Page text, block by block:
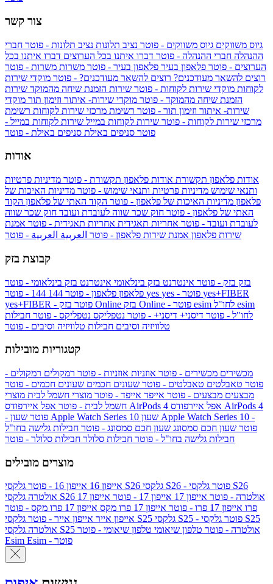
צור קשר
גיוס משווקים גיוס משווקים - פוטר נציב תלונות נציב תלונות - פוטר חברי
ההנהלה חברי ההנהלה - פוטר דברו איתנו בכל הערוצים דברו איתנו בכל
הערוצים - פוטר פלאפון בעיר פלאפון בעיר - פוטר משרות משרות - פוטר
רוצים להשאר מעודכנים? רוצים להשאר מעודכנים? - פוטר מוקדי שירות
לקוחות מוקדי שירות לקוחות - פוטר שירות הזמנת שיחה מהמוקד שירות
הזמנת שיחה מהמוקד - פוטר מוקדי שירות- איתור וזימון תור מוקדי
שירות- איתור וזימון תור - פוטר רשימת מרכזי שירות לקוחות רשימת
מרכזי שירות לקוחות - פוטר שירות לקוחות במייל שירות לקוחות במייל -
פוטר סניפים באילת סניפים באילת - פוטר
אודות
אודות פלאפון תקשורת אודות פלאפון תקשורת - פוטר מדיניות פרטיות
ותנאי שימוש מדיניות פרטיות ותנאי שימוש - פוטר מדיניות האיכות של
פלאפון מדיניות האיכות של פלאפון - פוטר הקוד האתי של פלאפון הקוד
האתי של פלאפון - פוטר חוק שכר שווה לעובדת ועובד חוק שכר שווה
לעובדת ועובד - פוטר אחריות תאגידית אחריות תאגידית - פוטר אמנת
שירות פלאפון אמנת שירות פלאפון - פוטר العربية العربية - פוטר
קבוצת בזק
בזק בזק - פוטר אינטרנט בזק בינלאומי אינטרנט בזק בינלאומי - פוטר
פלאפון פלאפון - פוטר 144 yes
yes+FIBER
yes+FIBER - פוטר בזק Online
esim
לחו"ל - פוטר דיסני+ דיסני+ - פוטר נטפליקס נטפליקס - פוטר חבילות
טלוויזיה וסיבים חבילות טלוויזיה וסיבים - פוטר
קטגוריות מובילות
מכשירים מכשירים - פוטר אוזניות אוזניות - פוטר רמקולים רמקולים -
פוטר טאבלטים טאבלטים - פוטר שעונים חכמים שעונים חכמים - פוטר
מבצעים מבצעים - פוטר אייפד אייפד - פוטר מוצרי חשמל לבית מוצרי
חשמל לבית - פוטר אפל איירפודס AirPods 4 אפל איירפודס AirPods 4
- פוטר שעון Apple Watch Series 10 שעון Apple Watch Series 10 -
פוטר שעון חכם סמסונג שעון חכם סמסונג - פוטר חבילות גלישה בחו"ל
חבילות גלישה בחו"ל - פוטר חבילות סלולר חבילות סלולר - פוטר
מוצרים מובילים
אייפון 16 אייפון 16 - פוטר גלקסי S26 גלקסי S26 - פוטר גלקסי S26
אולטרה
גלקסי S26 אולטרה - פוטר אייפון 17 אייפון 17 - פוטר
אייפון 17
פרו אייפון 17 פרו - פוטר אייפון 17 פרו מקס
אייפון 17 פרו מקס - פוטר
אייפון אייר אייפון אייר - פוטר גלקסי S25 גלקסי S25 - פוטר גלקסי S25
אולטרה
גלקסי S25 אולטרה - פוטר טלפון שיאומי טלפון שיאומי - פוטר
Esim
Esim - פוטר